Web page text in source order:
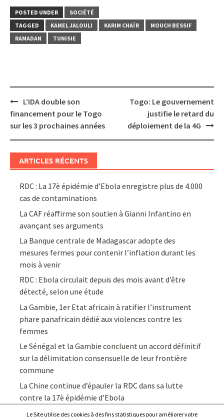
POSTED UNDER
SOCIÉTÉ
TAGGED
KAMEL JALOULI KARIM CHAÏR
MOUCH BESSIF
RAMADAN
TUNISIE
Post
navigation
L’IDA double son
financement pour le Togo
sur les 3 prochaines années
Togo: Le gouvernement
justifie le retard du
déploiement de la 4G
ARTICLES RÉCENTS
RDC : La 17è épidémie d’Ebola enregistre plus de 4.000
cas de contaminations
La CAF réaffirme son soutien à Gianni Infantino en
avançant ses arguments
La Banque centrale de Madagascar adopte des
mesures fermes pour contenir l’inflation durant les
mois à venir
RDC : Ebola circulait depuis des mois avant d’être
détecté, selon une étude
La Gambie, 1er Etat africain à ratifier l’instrument
phare panafricain dédié aux violences contre les
femmes
Le Sénégal et la Gambie concluent un accord définitif
sur la délimitation consensuelle de leur frontière
commune
La Chine continue d’épauler la RDC dans sa lutte
contre la 17è épidémie d’Ebola
Le Site utilise des cookies à des fins statistiques pour améliorer votre